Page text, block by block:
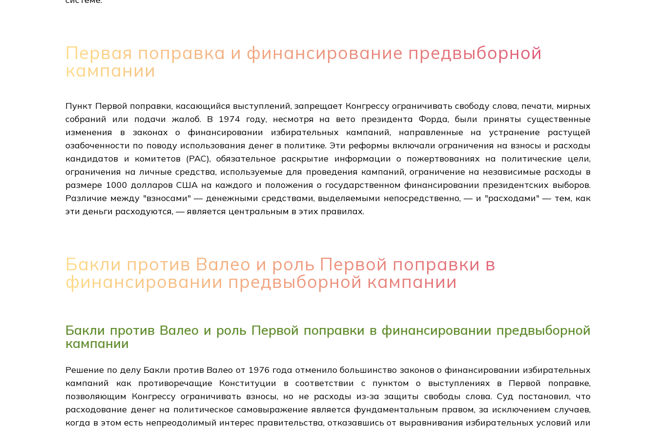
Первая поправка и финансирование предвыборной
кампании
Пункт Первой поправки, касающийся выступлений, запрещает Конгрессу ограничивать свободу слова, печати, мирных
собраний или подачи жалоб. В 1974 году, несмотря на вето президента Форда, были приняты существенные
изменения в законах о финансировании избирательных кампаний, направленные на устранение растущей
озабоченности по поводу использования денег в политике. Эти реформы включали ограничения на взносы и расходы
кандидатов и комитетов (PAC), обязательное раскрытие информации о пожертвованиях на политические цели,
ограничения на личные средства, используемые для проведения кампаний, ограничение на независимые расходы в
размере 1000 долларов США на каждого и положения о государственном финансировании президентских выборов.
Различие между "взносами" — денежными средствами, выделяемыми непосредственно, — и "расходами" — тем, как
эти деньги расходуются, — является центральным в этих правилах.
Бакли против Валео и роль Первой поправки в
финансировании предвыборной кампании
Бакли против Валео и роль Первой поправки в финансировании предвыборной
кампании
Решение по делу Бакли против Валео от 1976 года отменило большинство законов о финансировании избирательных
кампаний как противоречащие Конституции в соответствии с пунктом о выступлениях в Первой поправке,
позволяющим Конгрессу ограничивать взносы, но не расходы из-за защиты свободы слова. Суд постановил, что
расходование денег на политическое самовыражение является фундаментальным правом, за исключением случаев,
когда в этом есть непреодолимый интерес правительства, отказавшись от выравнивания избирательных условий или